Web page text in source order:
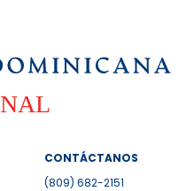
CONTÁCTANOS
(809) 682-2151